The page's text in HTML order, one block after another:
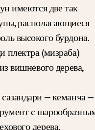
имеются две так
располагающиеся
высокого бурдона.
плектра (мизраба)
вишневого дерева,
— кеманча —
с
дерева.